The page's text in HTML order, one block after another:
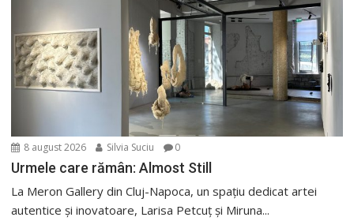
8 august 2026 Silvia Suciu 0
Urmele care rămân: Almost Still
La Meron Gallery din Cluj-Napoca, un spațiu dedicat artei
autentice și inovatoare, Larisa Petcuț și Miruna...